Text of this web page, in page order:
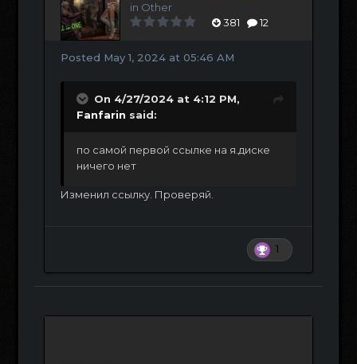
in Other
381
12
Posted May 1, 2024 at 05:46 AM
On 4/27/2024 at 4:12 PM,
Fanfarin said:
по самой первой ссылке на я.диске
ничего нет
Изменил ссылку. Проверяй.
1